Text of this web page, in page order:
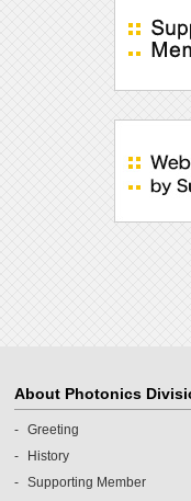
About Photonics
Greeting
History
Supporting Member